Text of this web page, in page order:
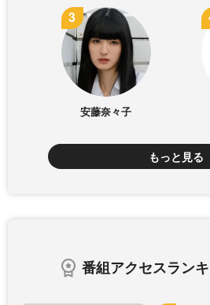
安藤奈々子
もっと見る
番組アクセスランキ